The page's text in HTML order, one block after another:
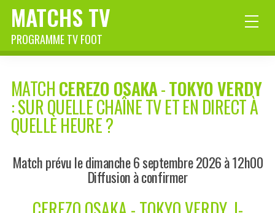
MATCHS TV
PROGRAMME TV FOOT
MATCHCEREZO OSAKA-TOKYO VERDY
: SUR QUELLE CHAÎNE TV ET EN DIRECT À
QUELLE HEURE ?
Match prévu le dimanche 6 septembre 2026 à 12h00
Diffusion à confirmer